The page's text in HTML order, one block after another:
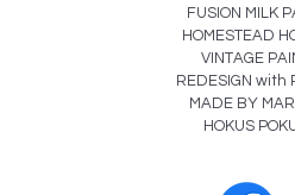
FUSION MILK
HOMESTEAD
VINTAGE
REDESIGN with
MADE BY
HOKUS